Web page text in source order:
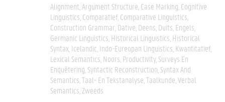
Alignment Argument Structure Case Marking Cognitive
Linguistics Comparatief Comparative Linguistics
Construction Grammar Dative Deens Duits Engels
Germanic Linguistics Historical Linguistics Historical
Syntax Icelandic Indo-Eureopan Linguistics Kwantitatief
Lexical Semantics Noors Productivity Surveys En
Enquêtering Syntactic Reconstruction Syntax And
Semantics Taal- En Tekstanalyse Taalkunde Verbal
Semantics Zweeds